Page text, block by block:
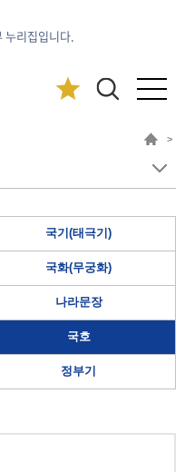
누리집입니다.
>
국기(태극기)
국화(무궁화)
나라문장
국호
정부기